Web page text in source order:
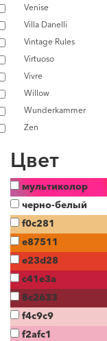
Venise
Villa Danelli
Vintage Rules
Virtuoso
Vivre
Willow
Wunderkammer
Zen
Цвет
мультиколор
черно-белый
f0c281
e87511
e23d28
c41e3a
8c2633
f4c9c9
f2afc1